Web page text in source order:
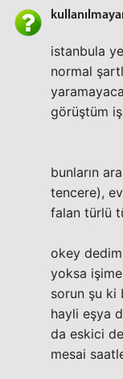
istanbula
normal
görüştüm
bunların
tencere),
falan türlü
okey dedim
yoksa
sorun şu ki
hayli eşya
da eskici
mesai